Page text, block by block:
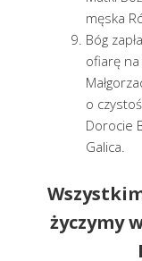
męska
Bóg
ofiarę na
o
Dorocie
Galica.
życzymy